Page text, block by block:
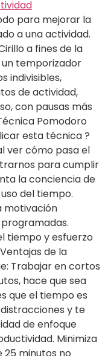
para mejorar la
a una actividad.
a fines de la
un temporizador
indivisibles,
de actividad,
con pausas más
Pomodoro
esta técnica ?⁣
ver cómo pasa el
para cumplir
la conciencia de
del tiempo.⁣
motivación
tiempo y esfuerzo
de la
Trabajar en cortos
hace que sea
que el tiempo es
y te
de enfoque
Minimiza
minutos no